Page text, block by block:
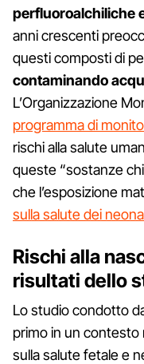
perfluoroalchiliche
anni crescenti
questi composti di
contaminando
L’Organizzazione
programma di
rischi alla salute
queste “sostanze
che l’esposizione
sulla salute dei
Rischi alla
risultati dello
Lo studio condotto
primo in un contesto
sulla salute fetale e